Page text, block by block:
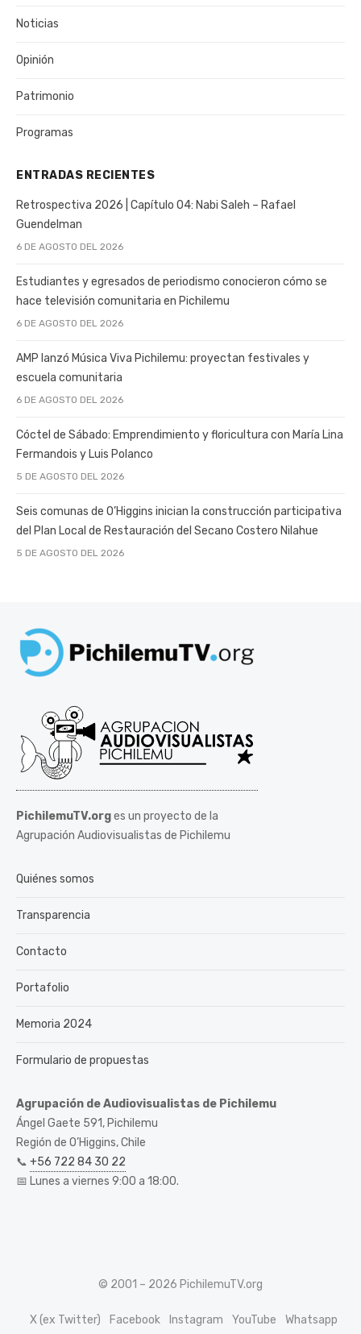
Noticias
Opinión
Patrimonio
Programas
ENTRADAS RECIENTES
Retrospectiva 2026 | Capítulo 04: Nabi Saleh – Rafael
Guendelman
6 DE AGOSTO DEL 2026
Estudiantes y egresados de periodismo conocieron cómo se
hace televisión comunitaria en Pichilemu
6 DE AGOSTO DEL 2026
AMP lanzó Música Viva Pichilemu: proyectan festivales y
escuela comunitaria
6 DE AGOSTO DEL 2026
Cóctel de Sábado: Emprendimiento y floricultura con María Lina
Fermandois y Luis Polanco
5 DE AGOSTO DEL 2026
Seis comunas de O’Higgins inician la construcción participativa
del Plan Local de Restauración del Secano Costero Nilahue
5 DE AGOSTO DEL 2026
PichilemuTV.orges un proyecto de la
Agrupación Audiovisualistas de Pichilemu
Quiénes somos
Transparencia
Contacto
Portafolio
Memoria 2024
Formulario de propuestas
Agrupación de Audiovisualistas de Pichilemu
Ángel Gaete 591, Pichilemu
Región de O’Higgins, Chile
📞 +56 722 84 30 22
📅 Lunes a viernes 9:00 a 18:00.
© 2001 – 2026 PichilemuTV.org
X (ex Twitter) Facebook Instagram YouTube Whatsapp